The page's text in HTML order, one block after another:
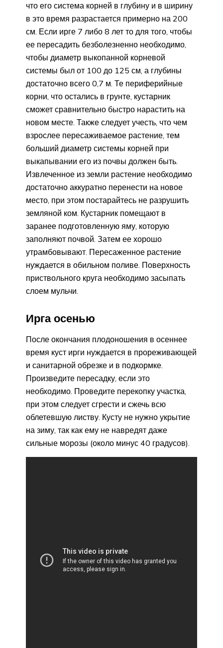
что его система корней в глубину и в ширину
в это время разрастается примерно на 200
см. Если ирге 7 либо 8 лет то для того, чтобы
ее пересадить безболезненно необходимо,
чтобы диаметр выкопанной корневой
системы был от 100 до 125 см, а глубины
достаточно всего 0,7 м. Те периферийные
корни, что остались в грунте, кустарник
сможет сравнительно быстро нарастить на
новом месте. Также следует учесть, что чем
взрослее пересаживаемое растение, тем
больший диаметр системы корней при
выкапывании его из почвы должен быть.
Извлеченное из земли растение необходимо
достаточно аккуратно перенести на новое
место, при этом постарайтесь не разрушить
земляной ком. Кустарник помещают в
заранее подготовленную яму, которую
заполняют почвой. Затем ее хорошо
утрамбовывают. Пересаженное растение
нуждается в обильном поливе. Поверхность
приствольного круга необходимо засыпать
слоем мульчи.
Ирга осенью
После окончания плодоношения в осеннее
время куст ирги нуждается в прореживающей
и санитарной обрезке и в подкормке.
Произведите пересадку, если это
необходимо. Проведите перекопку участка,
при этом следует сгрести и сжечь всю
облетевшую листву. Кусту не нужно укрытие
на зиму, так как ему не навредят даже
сильные морозы (около минус 40 градусов).